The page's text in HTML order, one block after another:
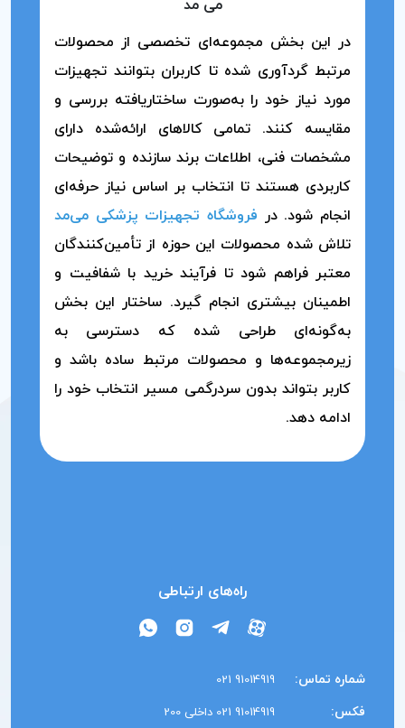
می مد
در این بخش مجموعه‌ای تخصصی از محصولات
مرتبط گردآوری شده تا کاربران بتوانند تجهیزات
مورد نیاز خود را به‌صورت ساختاریافته بررسی و
مقایسه کنند. تمامی کالاهای ارائه‌شده دارای
مشخصات فنی، اطلاعات برند سازنده و توضیحات
کاربردی هستند تا انتخاب بر اساس نیاز حرفه‌ای
انجام شود. در فروشگاه تجهیزات پزشکی می‌مد
تلاش شده محصولات این حوزه از تأمین‌کنندگان
معتبر فراهم شود تا فرآیند خرید با شفافیت و
اطمینان بیشتری انجام گیرد. ساختار این بخش
به‌گونه‌ای طراحی شده که دسترسی به
زیرمجموعه‌ها و محصولات مرتبط ساده باشد و
کاربر بتواند بدون سردرگمی مسیر انتخاب خود را
ادامه دهد.
راه‌های ارتباطی
شماره تماس: 91014919 021
فکس: 91014919 021 داخلی 200